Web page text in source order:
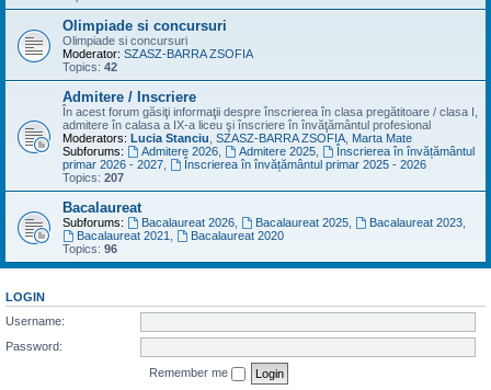
Olimpiade si concursuri
Olimpiade si concursuri
Moderator: SZASZ-BARRA ZSOFIA
Topics: 42
Admitere / Inscriere
În acest forum găsiţi informaţii despre înscrierea în clasa pregătitoare / clasa I,
admitere în calasa a IX-a liceu şi înscriere în învăţământul profesional
Moderators: Lucia Stanciu SZASZ-BARRA ZSOFIA Marta Mate
Subforums:
Admitere 2026, Admitere 2025,
Înscrierea în învățământul
primar 2026 - 2027
Înscrierea în învățământul primar 2025 - 2026
Topics: 207
Bacalaureat
Subforums: Bacalaureat 2026, Bacalaureat 2025, Bacalaureat 2023,
Bacalaureat 2021
Bacalaureat 2020
Topics: 96
LOGIN
Username:
Password:
Remember me